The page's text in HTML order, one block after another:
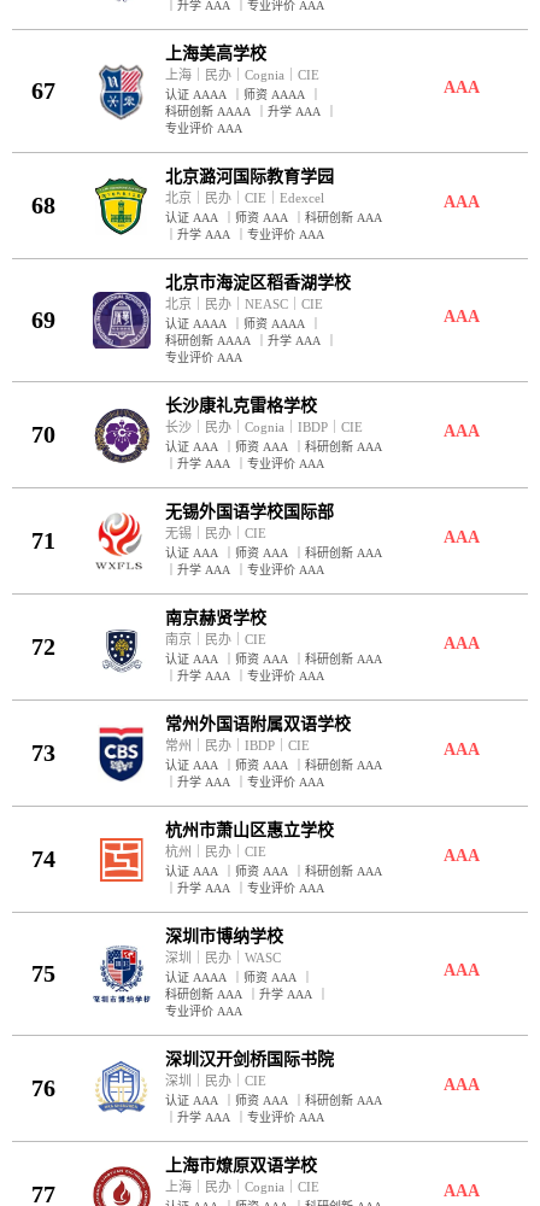
｜升学 AAA ｜专业评价 AAA
67
上海美高学校
上海 民办 ｜Cognia ｜CIE
认证 AAAA 师资 AAAA
科研创新 AAAA
｜升学 AAA
专业评价 AAA
AAA
68
北京潞河国际教育学园
北京 民办 ｜CIE ｜Edexcel
认证 AAA 师资 AAA ｜科研创新 AAA
｜升学 AAA ｜专业评价 AAA
AAA
69
北京市海淀区稻香湖学校
北京 民办 ｜NEASC ｜CIE
认证 AAAA 师资 AAAA
科研创新 AAAA
｜升学 AAA
专业评价 AAA
AAA
70
长沙康礼克雷格学校
长沙 民办 ｜Cognia ｜IBDP ｜CIE
认证 AAA 师资 AAA ｜科研创新 AAA
｜升学 AAA ｜专业评价 AAA
AAA
71
无锡外国语学校国际部
无锡 民办 ｜CIE
认证 AAA 师资 AAA ｜科研创新 AAA
｜升学 AAA ｜专业评价 AAA
AAA
72
南京赫贤学校
南京 民办 ｜CIE
认证 AAA 师资 AAA ｜科研创新 AAA
｜升学 AAA ｜专业评价 AAA
AAA
73
常州外国语附属双语学校
常州 民办 ｜IBDP ｜CIE
认证 AAA 师资 AAA ｜科研创新 AAA
｜升学 AAA ｜专业评价 AAA
AAA
74
杭州市萧山区惠立学校
杭州 民办 ｜CIE
认证 AAA 师资 AAA ｜科研创新 AAA
｜升学 AAA ｜专业评价 AAA
AAA
75
深圳市博纳学校
深圳 民办 ｜WASC
认证 AAAA 师资 AAA
科研创新 AAA
｜升学 AAA
专业评价 AAA
AAA
76
深圳汉开剑桥国际书院
深圳 民办 ｜CIE
认证 AAA 师资 AAA ｜科研创新 AAA
｜升学 AAA ｜专业评价 AAA
AAA
77
上海市燎原双语学校
上海 民办 ｜Cognia ｜CIE AAA